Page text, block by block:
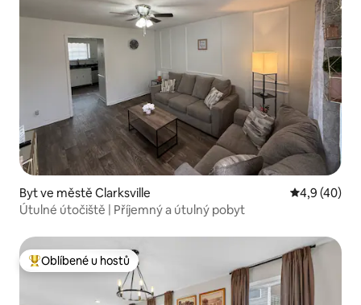
Byt ve městě Clarksville Průměrné
4,9 (40)
Útulné útočiště | Příjemný a útulný pobyt
Nejlepší v kategorii Oblíbené u hostů
Oblíbené u hostů